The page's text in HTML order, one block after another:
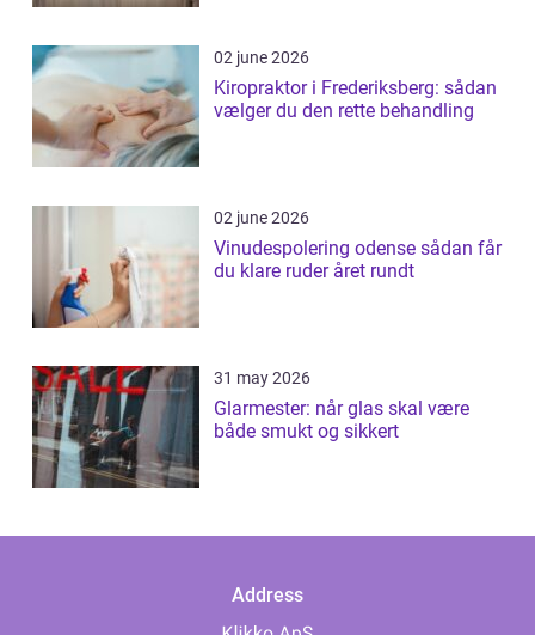
02 june 2026
Kiropraktor i Frederiksberg: sådan
vælger du den rette behandling
02 june 2026
Vinudespolering odense sådan får
du klare ruder året rundt
31 may 2026
Glarmester: når glas skal være
både smukt og sikkert
Address